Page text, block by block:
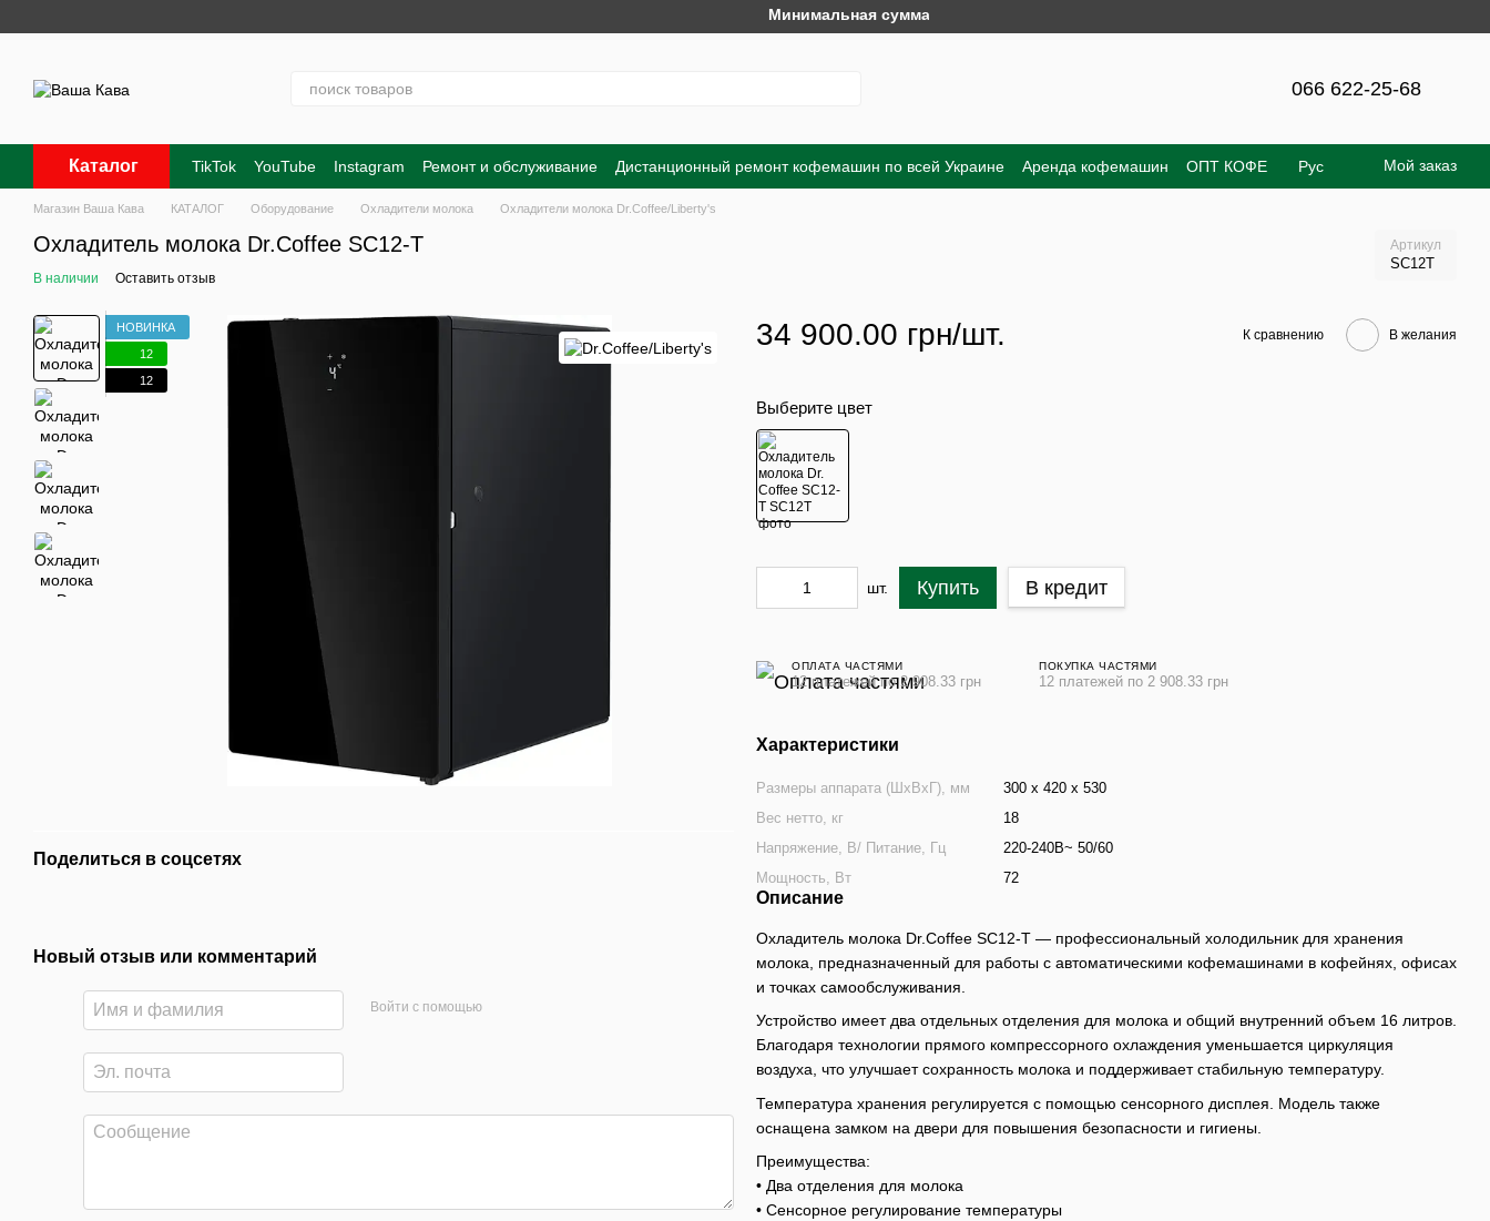
Минимальная сумма заказа на сайте – 300 грн!
066 622-25-68
Каталог TikTok YouTube Instagram Ремонт и обслуживание Дистанционный ремонт кофемашин по всей Украине Аренда кофемашин
ОПТ КОФЕ
Контакты
О нас Оплата и доставка Обмен и возврат Договор публичной оферты Пользовательское соглашение Отзывы о магазине
Рус Мой заказ
Магазин Ваша Кава КАТАЛОГ Оборудование Охладители молока Охладители молока Dr.Coffee/Liberty's
Охладитель молока Dr.Coffee SC12-T Артикул
SC12T
В наличии Оставить отзыв
НОВИНКА
12
12
Поделиться в соцсетях
Новый отзыв или комментарий
Войти с помощью
34 900.00 грн/шт. К сравнению В желания
Выберите цвет
шт. Купить В кредит
ОПЛАТА ЧАСТЯМИ
12 платежей по 2 908.33 грн
ПОКУПКА ЧАСТЯМИ
12 платежей по 2 908.33 грн
Характеристики
Размеры аппарата (ШхВхГ), мм
300 x 420 x 530
Вес нетто, кг
18
Напряжение, В/ Питание, Гц
220-240В~ 50/60
Мощность, Вт
72
Описание
Охладитель молока Dr.Coffee SC12-T — профессиональный холодильник для хранения
молока, предназначенный для работы с автоматическими кофемашинами в кофейнях, офисах
и точках самообслуживания.
Устройство имеет два отдельных отделения для молока и общий внутренний объем 16 литров.
Благодаря технологии прямого компрессорного охлаждения уменьшается циркуляция
воздуха, что улучшает сохранность молока и поддерживает стабильную температуру.
Температура хранения регулируется с помощью сенсорного дисплея. Модель также
оснащена замком на двери для повышения безопасности и гигиены.
Преимущества:
• Два отделения для молока
• Сенсорное регулирование температуры